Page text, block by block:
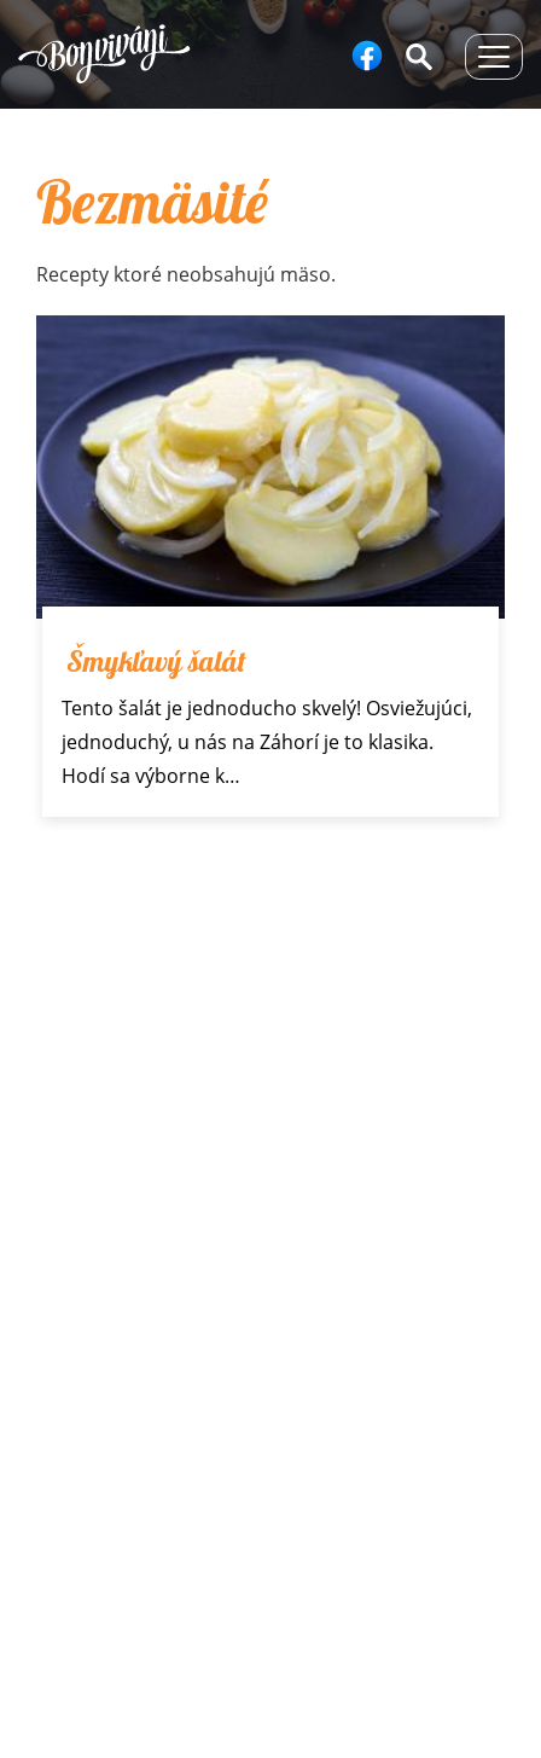
Bezmäsité
Recepty ktoré neobsahujú mäso.
Šmykľavý šalát
Tento šalát je jednoducho skvelý! Osviežujúci,
jednoduchý, u nás na Záhorí je to klasika.
Hodí sa výborne k…